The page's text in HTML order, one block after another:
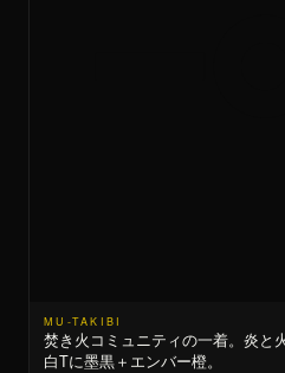
MU-TAKIBI
焚き火コミュニティの一着。炎と
白Tに墨黒＋エンバー橙。